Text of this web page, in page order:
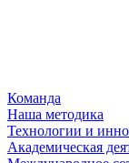
Команда
Наша методика
Технологии и
Академическая